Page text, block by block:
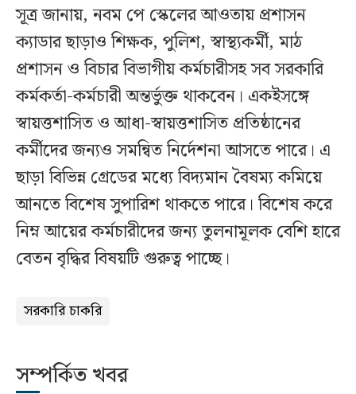
সূত্র জানায়, নবম পে স্কেলের আওতায় প্রশাসন
ক্যাডার ছাড়াও শিক্ষক, পুলিশ, স্বাস্থ্যকর্মী, মাঠ
প্রশাসন ও বিচার বিভাগীয় কর্মচারীসহ সব সরকারি
কর্মকর্তা-কর্মচারী অন্তর্ভুক্ত থাকবেন। একইসঙ্গে
স্বায়ত্তশাসিত ও আধা-স্বায়ত্তশাসিত প্রতিষ্ঠানের
কর্মীদের জন্যও সমন্বিত নির্দেশনা আসতে পারে। এ
ছাড়া বিভিন্ন গ্রেডের মধ্যে বিদ্যমান বৈষম্য কমিয়ে
আনতে বিশেষ সুপারিশ থাকতে পারে। বিশেষ করে
নিম্ন আয়ের কর্মচারীদের জন্য তুলনামূলক বেশি হারে
বেতন বৃদ্ধির বিষয়টি গুরুত্ব পাচ্ছে।
সরকারি চাকরি
সম্পর্কিত খবর